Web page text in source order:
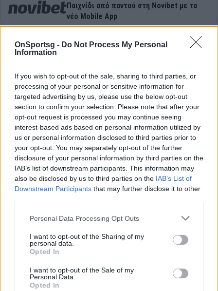
OnSportsg - Do Not Process My Personal
Information
If you wish to opt-out of the sale, sharing to third parties, or
processing of your personal or sensitive information for
targeted advertising by us, please use the below opt-out
section to confirm your selection. Please note that after your
opt-out request is processed you may continue seeing
interest-based ads based on personal information utilized by
us or personal information disclosed to third parties prior to
your opt-out. You may separately opt-out of the further
disclosure of your personal information by third parties on the
IAB’s list of downstream participants. This information may
also be disclosed by us to third parties on the IAB’s List of
Downstream Participants that may further disclose it to other
Personal Data Processing Opt Outs
I want to opt-out of the Sharing of my
personal data.
Opted In
I want to opt-out of the Sale of my
Personal Data.
Opted In
Παιχνίδι από παντού στη Novibet με το
νέο Mobile App
Παναθηναϊκός ΟΠΑΠ Γιάννης Μπουρούσης
Θανάσης Γιαννακόπουλος
COMMENTS
Συνδεθείτε για να σχολιάσετε
LATEST NEWS
«Στο στόχαστρο της Ατλέτικο ο Ρομέρο»
ΠΟΔΟΣΦΑΙΡΟ